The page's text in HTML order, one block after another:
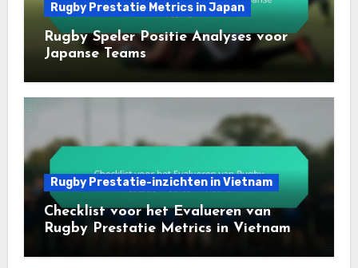
Rugby Prestatie Metrics in Japan
Rugby Speler Positie Analyses voor
Japanse Teams
Rugby Prestatie-inzichten in Vietnam
Checklist voor het Evalueren van
Rugby Prestatie Metrics in Vietnam